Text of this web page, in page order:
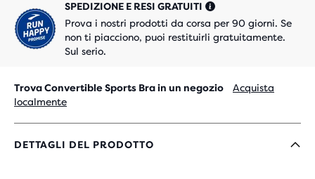
SPEDIZIONE E RESI GRATUITI
Prova i nostri prodotti da corsa per 90 giorni. Se
non ti piacciono, puoi restituirli gratuitamente.
Sul serio.
Trova Convertible Sports Bra in un negozio
Acquista
localmente
DETTAGLI DEL PRODOTTO